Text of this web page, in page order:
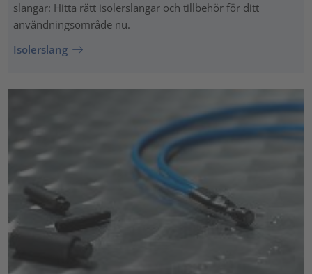
slangar: Hitta rätt isolerslangar och tillbehör för ditt
användningsområde nu.
Isolerslang